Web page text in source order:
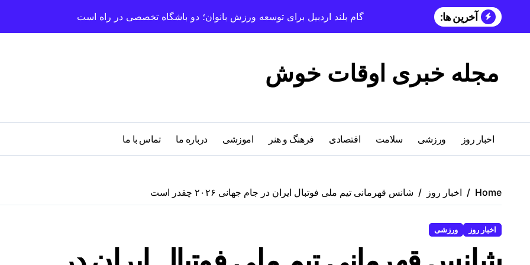
آخرین ها: گام بلند اردبیل برای توسعه ورزش بانوان؛ دو باشگاه تخصصی در راه است
مجله خبری اوقات خوش
اخبار روز ورزشی سلامت اقتصادی فرهنگ و هنر اموزشی درباره‌ ما تماس با ما
Home اخبار روز شانس قهرمانی تیم ملی فوتبال ایران در جام جهانی ۲۰۲۶ چقدر است
اخبار روز ورزشی